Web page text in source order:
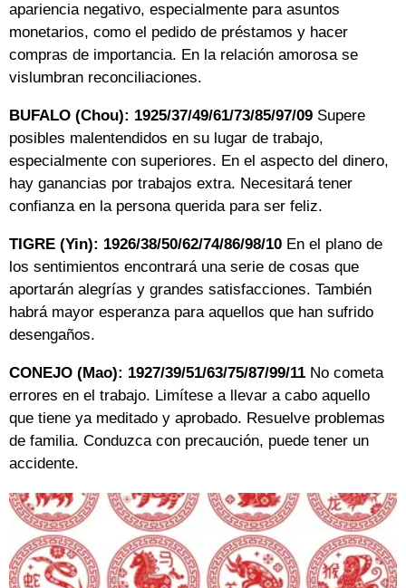
apariencia negativo, especialmente para asuntos
monetarios, como el pedido de préstamos y hacer
compras de importancia. En la relación amorosa se
vislumbran reconciliaciones.
BUFALO (Chou): 1925/37/49/61/73/85/97/09 Supere
posibles malentendidos en su lugar de trabajo,
especialmente con superiores. En el aspecto del dinero,
hay ganancias por trabajos extra. Necesitará tener
confianza en la persona querida para ser feliz.
TIGRE (Yin): 1926/38/50/62/74/86/98/10 En el plano de
los sentimientos encontrará una serie de cosas que
aportarán alegrías y grandes satisfacciones. También
habrá mayor esperanza para aquellos que han sufrido
desengaños.
CONEJO (Mao): 1927/39/51/63/75/87/99/11 No cometa
errores en el trabajo. Limítese a llevar a cabo aquello
que tiene ya meditado y aprobado. Resuelve problemas
de familia. Conduzca con precaución, puede tener un
accidente.